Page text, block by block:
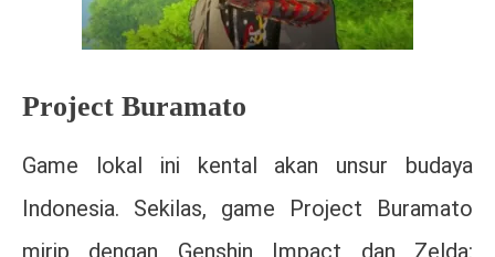
Project Buramato
Game lokal ini kental akan unsur budaya
Indonesia. Sekilas, game Project Buramato